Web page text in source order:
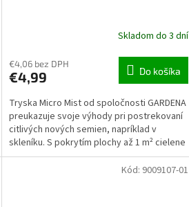
Skladom do 3 dní
€4,06 bez DPH
€4,99 Do košíka
Tryska Micro Mist od spoločnosti GARDENA
preukazuje svoje výhody pri postrekovaní
citlivých nových semien, napríklad v
skleníku. S pokrytím plochy až 1 m² cielene
zavlažuje vaše...
Kód: 9009107-01